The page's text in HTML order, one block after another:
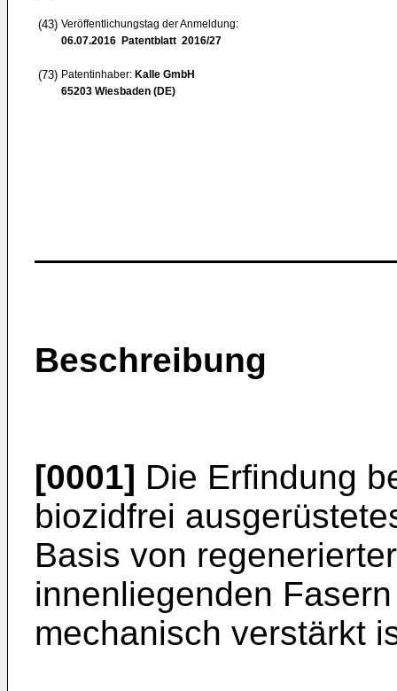
(43) Veröffentlichungstag der Anmeldung:
06.07.2016 Patentblatt 2016/27
(73) Patentinhaber: Kalle GmbH
65203 Wiesbaden (DE)
Beschreibung
[0001] Die Erfindung
biozidfrei
Basis von
innenliegenden
mechanisch verstärkt